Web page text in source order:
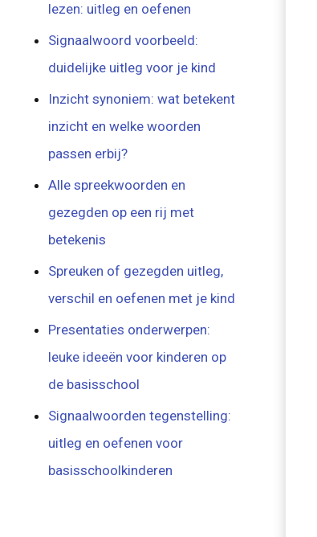
lezen: uitleg en oefenen
Signaalwoord voorbeeld:
duidelijke uitleg voor je kind
Inzicht synoniem: wat betekent
inzicht en welke woorden
passen erbij?
Alle spreekwoorden en
gezegden op een rij met
betekenis
Spreuken of gezegden uitleg,
verschil en oefenen met je kind
Presentaties onderwerpen:
leuke ideeën voor kinderen op
de basisschool
Signaalwoorden tegenstelling:
uitleg en oefenen voor
basisschoolkinderen